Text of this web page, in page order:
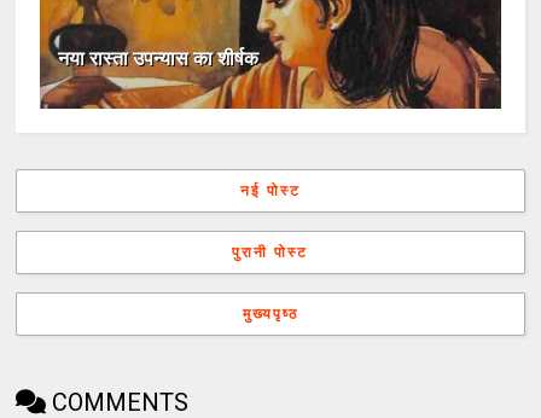
नया रास्ता उपन्यास का शीर्षक
नई पोस्ट
पुरानी पोस्ट
मुख्यपृष्ठ
COMMENTS